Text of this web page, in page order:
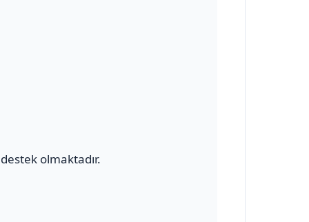
olmaktadır.